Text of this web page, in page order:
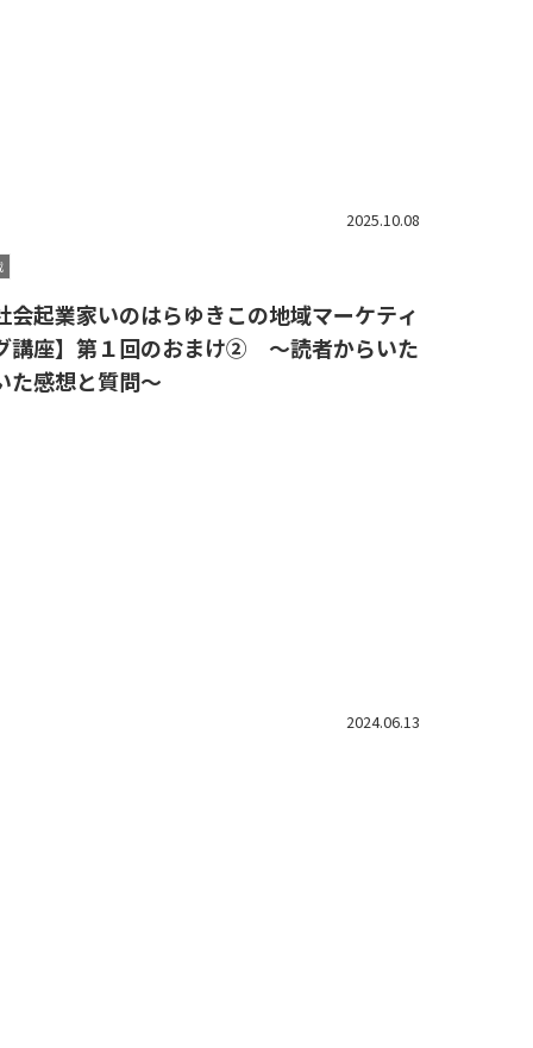
2025.10.08
会起業家いのはらゆきこの地域マーケティ
講座】第１回のおまけ② ～読者からいた
た感想と質問～
2024.06.13